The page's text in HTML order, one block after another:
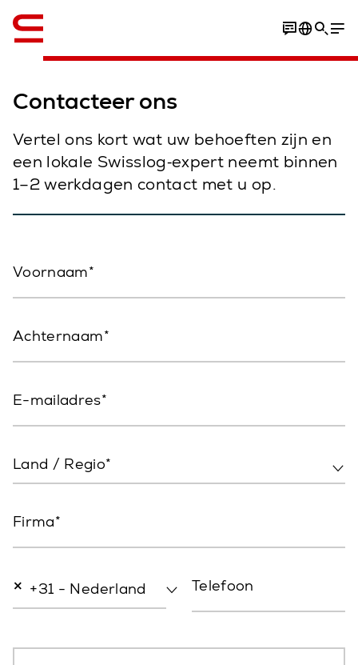
Contacteer ons
Vertel ons kort wat uw behoeften zijn en
een lokale Swisslog‑expert neemt binnen
1–2 werkdagen contact met u op.
Voornaam
Achternaam
E-mailadres
Land / Regio*
Firma
× +31 - Nederland Telefoon